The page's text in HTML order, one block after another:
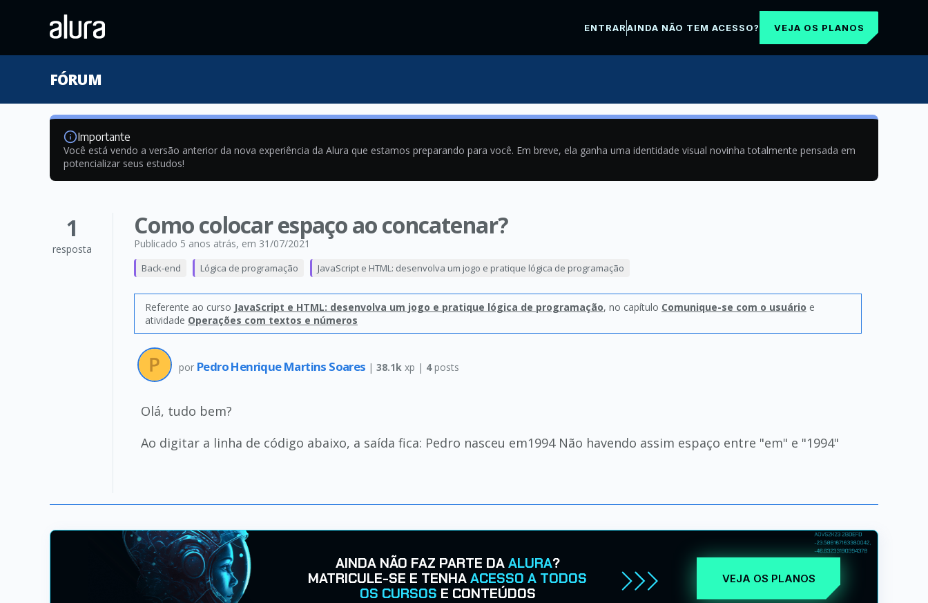
ENTRARAINDA NÃO TEM ACESSO? VEJA OS PLANOS
FÓRUM
Importante
Você está vendo a versão anterior da nova experiência da Alura que estamos preparando para você. Em breve, ela ganha uma identidade visual novinha totalmente pensada em
potencializar seus estudos!
1
resposta
Como colocar espaço ao concatenar?
Publicado 5 anos atrás, em 31/07/2021
Back-end Lógica de programação JavaScript e HTML: desenvolva um jogo e pratique lógica de programação
Referente ao curso JavaScript e HTML: desenvolva um jogo e pratique lógica de programação, no capítulo Comunique-se com o usuário e
atividade Operações com textos e números
por Pedro Henrique Martins Soares | 38.1k xp | 4posts
Olá, tudo bem?
Ao digitar a linha de código abaixo, a saída fica: Pedro nasceu em1994 Não havendo assim espaço entre "em" e "1994"
AINDA NÃO FAZ PARTE DAALURA?
MATRICULE-SE E TENHAACESSO A TODOS
OS CURSOS E CONTEÚDOS
VEJA OS PLANOS